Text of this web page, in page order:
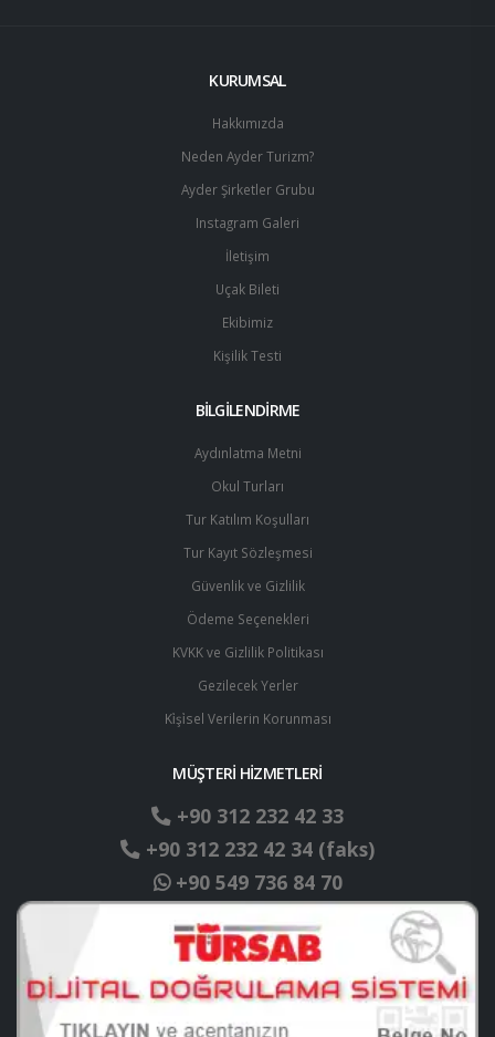
KURUMSAL
Hakkımızda
Neden Ayder Turizm?
Ayder Şirketler Grubu
Instagram Galeri
İletişim
Uçak Bileti
Ekibimiz
Kişilik Testi
BİLGİLENDİRME
Aydınlatma Metni
Okul Turları
Tur Katılım Koşulları
Tur Kayıt Sözleşmesi
Güvenlik ve Gizlilik
Ödeme Seçenekleri
KVKK ve Gizlilik Politikası
Gezilecek Yerler
Ki̇şi̇sel Verilerin Korunması
MÜŞTERİ HİZMETLERİ
+90 312 232 42 33
+90 312 232 42 34 (faks)
+90 549 736 84 70